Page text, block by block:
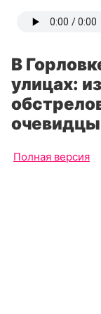
В
улицах:
Полная версия